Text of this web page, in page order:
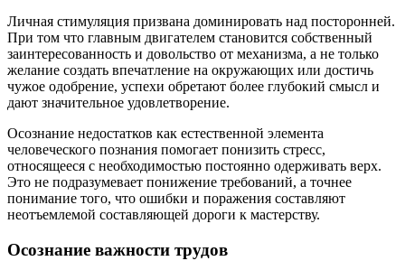
Личная стимуляция призвана доминировать над посторонней.
При том что главным двигателем становится собственный
заинтересованность и довольство от механизма, а не только
желание создать впечатление на окружающих или достичь
чужое одобрение, успехи обретают более глубокий смысл и
дают значительное удовлетворение.
Осознание недостатков как естественной элемента
человеческого познания помогает понизить стресс,
относящееся с необходимостью постоянно одерживать верх.
Это не подразумевает понижение требований, а точнее
понимание того, что ошибки и поражения составляют
неотъемлемой составляющей дороги к мастерству.
Осознание важности трудов